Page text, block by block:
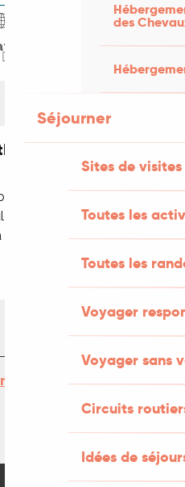
des
Séjourner
Sites de visites
Toutes les
Toutes les
Voyager
Voyager sans
Circuits
Idées de
amateur :
du Festival de théâtre
association
découvrir les spectacles
Réservable
une erreur